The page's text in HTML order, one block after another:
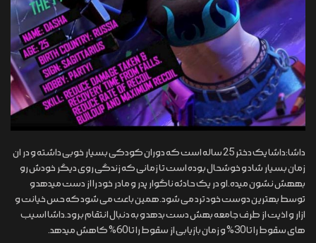
داشا:داشا یک دختر 25 ساله است که دوران کودکی بسیار خوبی داشته و در ان
زمان بسیار شاد و خوشحال بوده است تا زمانی که زندگی روی دیگر خودش رو
بههش نشون میده.او در یک حادثه ناگوار پدر و مادر خود را از دست میدهد و
توسط بهترین دوست خود ترد می شود.همین باعث می شود که حس خیانت و
ازار و اذیت از طرف جامعه بهش دست بدهد و به دنبال انتقام برود.داشا اسیب
های سقوط را تا 30% و زمان بازیابی از سقوط را تا 60% کاهش میدهد.